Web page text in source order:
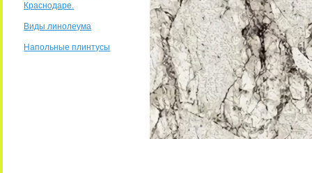
Краснодаре.
Виды линолеума
Напольные плинтусы